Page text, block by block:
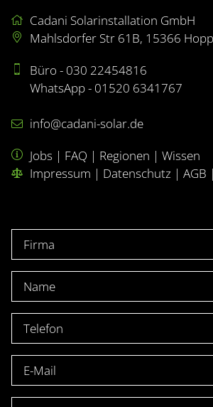
Cadani Solarinstallation GmbH
Mahlsdorfer Str 61B, 15366
Büro - 030 22454816
WhatsApp - 01520 6341767
info@cadani-solar.de
Jobs| FAQ | Regionen | Wissen
Impressum | Datenschutz | AGB |